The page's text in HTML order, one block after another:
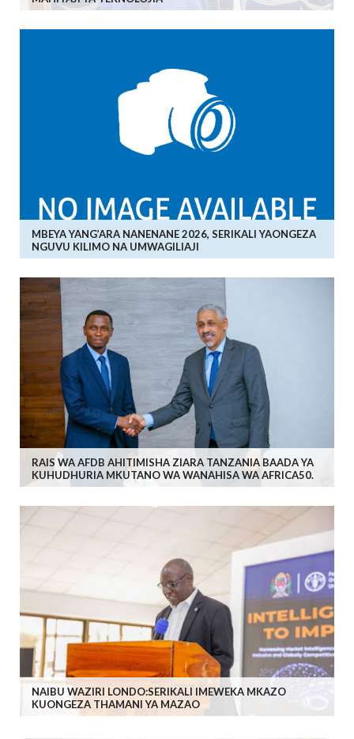
MBEYA YANG’ARA NANENANE 2026, SERIKALI YAONGEZA
NGUVU KILIMO NA UMWAGILIAJI
RAIS WA AFDB AHITIMISHA ZIARA TANZANIA BAADA YA
KUHUDHURIA MKUTANO WA WANAHISA WA AFRICA50.
NAIBU WAZIRI LONDO:SERIKALI IMEWEKA MKAZO
KUONGEZA THAMANI YA MAZAO